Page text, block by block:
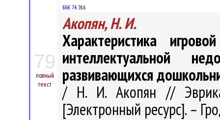
79
полный
текст
ББК 74.Э16
Акопян, Н. И.
Характеристика
интеллектуальной
развивающихся
/ Н. И. Акопян //
[Электронный ресурс]. –